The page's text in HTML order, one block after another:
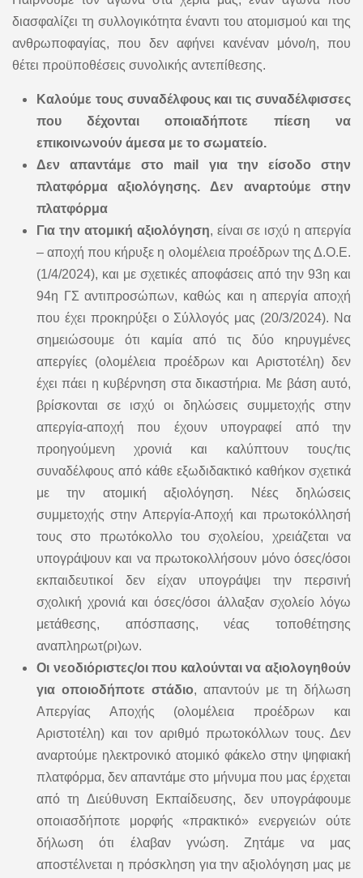
διασφαλίζει τη συλλογικότητα έναντι του ατομισμού και της
ανθρωποφαγίας, που δεν αφήνει κανέναν μόνο/η, που
θέτει προϋποθέσεις συνολικής αντεπίθεσης.
Καλούμε τους συναδέλφους και τις συναδέλφισσες
που δέχονται οποιαδήποτε πίεση να
επικοινωνούν άμεσα με το σωματείο.
Δεν απαντάμε στο mail
για την είσοδο στην
πλατφόρμα αξιολόγησης. Δεν αναρτούμε στην
πλατφόρμα
Για την ατομική αξιολόγηση, είναι σε ισχύ η απεργία
– αποχή που κήρυξε η ολομέλεια προέδρων της Δ.Ο.Ε.
(1/4/2024), και με σχετικές αποφάσεις από την 93η και
94η ΓΣ αντιπροσώπων, καθώς και η απεργία αποχή
που έχει προκηρύξει ο Σύλλογός μας (20/3/2024). Να
σημειώσουμε ότι καμία από τις δύο κηρυγμένες
απεργίες (ολομέλεια προέδρων και Αριστοτέλη) δεν
έχει πάει η κυβέρνηση στα δικαστήρια. Με βάση αυτό,
βρίσκονται σε ισχύ οι δηλώσεις συμμετοχής στην
απεργία-αποχή που έχουν υπογραφεί από την
προηγούμενη χρονιά και καλύπτουν τους/τις
συναδέλφους από κάθε εξωδιδακτικό καθήκον σχετικά
με την ατομική αξιολόγηση. Νέες δηλώσεις
συμμετοχής στην Απεργία-Αποχή και πρωτοκόλλησή
τους στο πρωτόκολλο του σχολείου, χρειάζεται να
υπογράψουν και να πρωτοκολλήσουν μόνο όσες/όσοι
εκπαιδευτικοί δεν είχαν υπογράψει την περσινή
σχολική χρονιά και όσες/όσοι άλλαξαν σχολείο λόγω
μετάθεσης, απόσπασης, νέας τοποθέτησης
αναπληρωτ(ρι)ων.
Οι νεοδιόριστες/οι που καλούνται να αξιολογηθούν
για οποιοδήποτε στάδιο, απαντούν με τη δήλωση
Απεργίας Αποχής (ολομέλεια προέδρων και
Αριστοτέλη) και τον αριθμό πρωτοκόλλων τους. Δεν
αναρτούμε ηλεκτρονικό ατομικό φάκελο στην ψηφιακή
πλατφόρμα, δεν απαντάμε στο μήνυμα που μας έρχεται
από τη Διεύθυνση Εκπαίδευσης, δεν υπογράφουμε
οποιασδήποτε μορφής «πρακτικό» ενεργειών ούτε
δήλωση ότι έλαβαν γνώση. Ζητάμε να μας
αποστέλνεται η πρόσκληση για την αξιολόγηση μας με